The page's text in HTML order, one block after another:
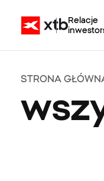
Relacje
STRONA